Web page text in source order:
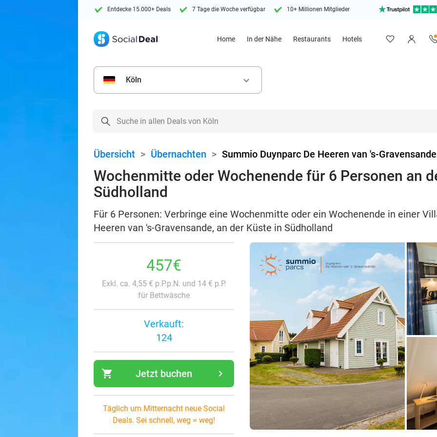
Entdecke 15.000+ Deals 7 Tage die Woche verfügbar 10+ Millionen Mitglieder
Home In der Nähe Restaurants Hotels
Köln keyboard_arrow_down
Übersicht > Übernachten > Summio Duynparc De Heeren van 's-Gravensande
Wochenmitte oder Wochenende für 6 Personen an
Südholland
Für 6 Personen: Verbringe eine Wochenmitte oder ein Wochenende in einer
Heeren van 's-Gravensande, an der Küste in Südholland
457€
Exkl. ca. 4,55 € p.P.p.N. und 14 € p.P.
für Bettwäsche
Verkauft:
124
shopping_cart navigate_next
Jetzt buchen
Täglich um Mitternacht neue Social
Deals. Sei schnell, weg = weg!